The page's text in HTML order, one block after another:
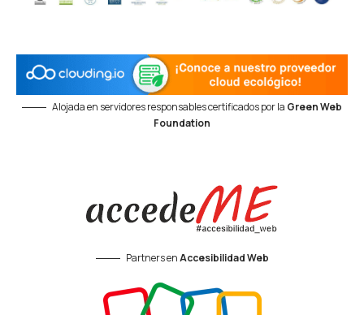
Alojada en servidores responsables certificados por la Green Web
Foundation
Partners enAccesibilidad Web